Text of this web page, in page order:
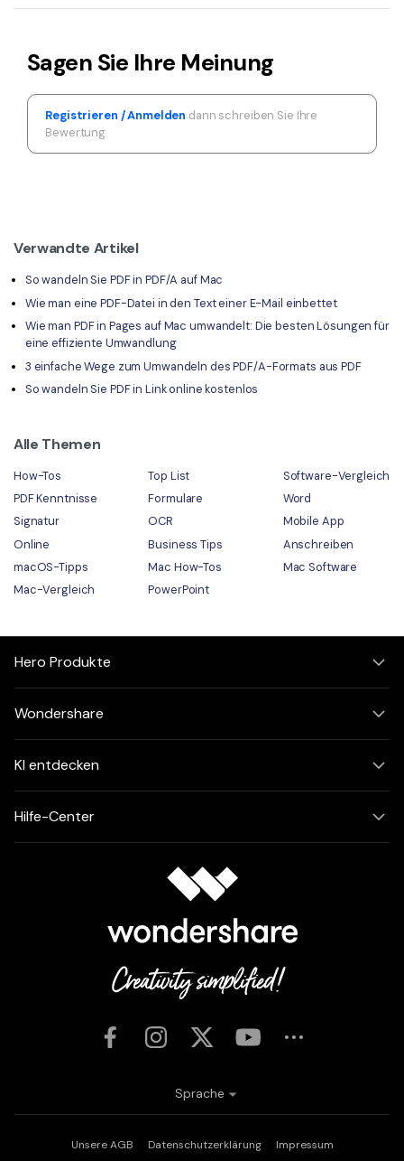
Sagen Sie Ihre Meinung
Registrieren / Anmelden dann schreiben Sie Ihre
Bewertung
Verwandte Artikel
So wandeln Sie PDF in PDF/A auf Mac
Wie man eine PDF-Datei in den Text einer E-Mail einbettet
Wie man PDF in Pages auf Mac umwandelt: Die besten Lösungen für
eine effiziente Umwandlung
3 einfache Wege zum Umwandeln des PDF/A-Formats aus PDF
So wandeln Sie PDF in Link online kostenlos
Alle Themen
How-Tos Top List
Software-Vergleich
PDF Kenntnisse
Formulare
Word
Signatur
OCR
Mobile App
Online
Business Tips
Anschreiben
macOS-Tipps
Mac How-Tos
Mac Software
Mac-Vergleich
PowerPoint
Hero Produkte
Wondershare
KI entdecken
Hilfe-Center
Unsere AGB Datenschutzerklärung
Impressum
Sprache